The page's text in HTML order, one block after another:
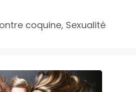
coquine, Sexualité